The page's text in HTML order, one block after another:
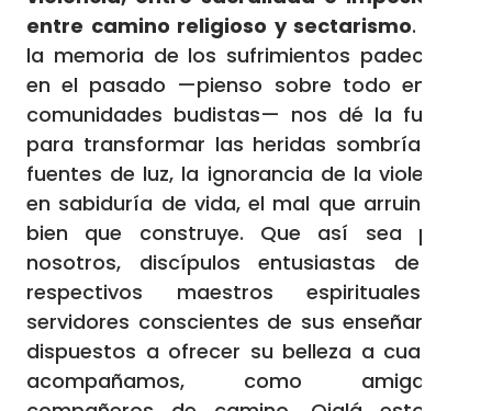
entre camino religioso y sectarismo. Que
la memoria de los sufrimientos padecidos
en el pasado —pienso sobre todo en las
comunidades budistas— nos dé la fuerza
para transformar las heridas sombrías en
fuentes de luz, la ignorancia de la violencia
en sabiduría de vida, el mal que arruina en
bien que construye. Que así sea para
nosotros, discípulos entusiastas de los
respectivos maestros espirituales y
servidores conscientes de sus enseñanzas,
dispuestos a ofrecer su belleza a cuantos
acompañamos, como amigables